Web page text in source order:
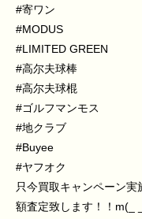
#寄ワン
#MODUS
#LIMITEDGREEN
#高尔夫球棒
#高尔夫球棍
#ゴルフマンモス
#地クラブ
#Buyee
#ヤフオク
只今買取キャンペーン
額査定致します！！m(_